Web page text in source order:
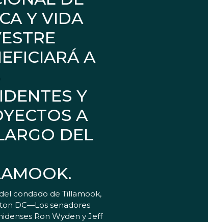
Y VIDA
A
Y
A
DEL
condado de Tillamook,
DC—Los senadores
Ron Wyden y Jeff